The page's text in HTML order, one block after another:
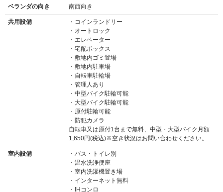
ベランダの向き 南西向き
共用設備
コインランドリー
オートロック
エレベーター
宅配ボックス
敷地内ゴミ置場
敷地内駐車場
自転車駐輪場
管理人あり
中型バイク駐輪可能
大型バイク駐輪可能
原付駐輪可能
防犯カメラ
自転車又は原付1台まで無料、中型・大型バイク月額
1,650円(税込)※空き状況はお問い合わせください。
室内設備
バス・トイレ別
温水洗浄便座
室内洗濯機置き場
インターネット無料
IHコンロ